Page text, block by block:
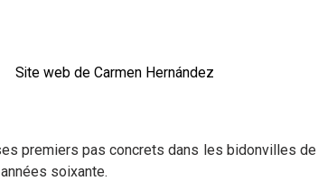
Site web de Carmen Hernández
premiers pas concrets dans les bidonvilles
soixante.